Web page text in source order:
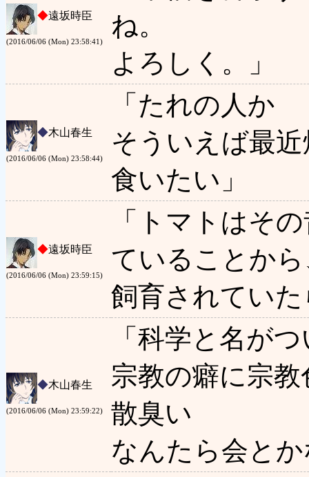
◆遠坂時臣
(2016/06/06 (Mon) 23:58:41)
ね。
よろしく。」
◆木山春生
(2016/06/06 (Mon) 23:58:44)
「たれの人か
そういえば最
食いたい」
◆遠坂時臣
(2016/06/06 (Mon) 23:59:15)
「トマトはそ
ていることか
飼育されてい
◆木山春生
(2016/06/06 (Mon) 23:59:22)
「科学と名が
宗教の癖に宗
散臭い
なんたら会と